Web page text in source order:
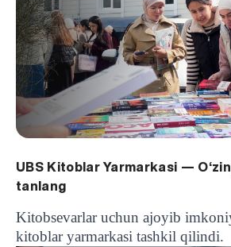
UBS Kitoblar Yarmarkasi —
tanlang
Kitobsevarlar uchun ajoyib
kitoblar yarmarkasi tashkil qilindi.